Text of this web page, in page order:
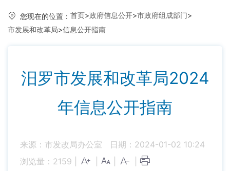
您现在的位置： 首页>政府信息公开>市政府组成部门>
市发展和改革局>信息公开指南
汨罗市发展和改革局2024
年信息公开指南
来源：市发改局办公室
日期：2024-01-02 10:24
浏览量： 2159